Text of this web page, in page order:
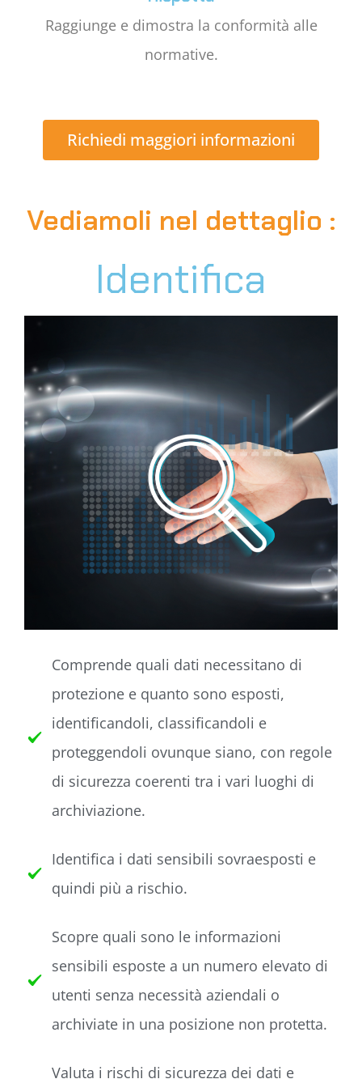
Raggiunge e dimostra la conformità alle
normative.
Richiedi maggiori informazioni
Vediamoli nel dettaglio :
Identifica
Comprende quali dati necessitano di
protezione e quanto sono esposti,
identificandoli, classificandoli e
proteggendoli ovunque siano, con regole
di sicurezza coerenti tra i vari luoghi di
archiviazione.
Identifica i dati sensibili sovraesposti e
quindi più a rischio.
Scopre quali sono le informazioni
sensibili esposte a un numero elevato di
utenti senza necessità aziendali o
archiviate in una posizione non protetta.
Valuta i rischi di sicurezza dei dati e